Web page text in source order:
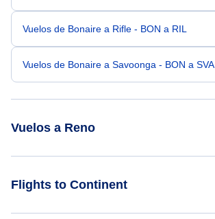
Vuelos de Bonaire a Rifle - BON a RIL
Vuelos de Bonaire a Savoonga - BON a SVA
Vuelos a Reno
Flights to Continent